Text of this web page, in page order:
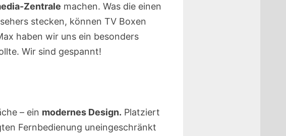
Zentrale machen. Was die einen
stecken, können TV Boxen
haben wir uns ein besonders
Wir sind gespannt!
– ein modernes Design. Platziert
Fernbedienung uneingeschränkt